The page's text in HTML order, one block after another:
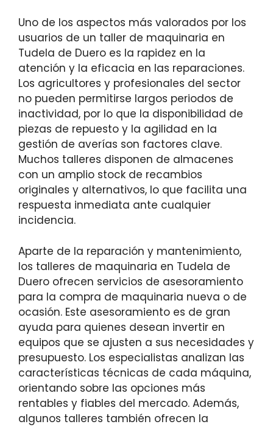
Uno de los aspectos más valorados por los
usuarios de un taller de maquinaria en
Tudela de Duero es la rapidez en la
atención y la eficacia en las reparaciones.
Los agricultores y profesionales del sector
no pueden permitirse largos periodos de
inactividad, por lo que la disponibilidad de
piezas de repuesto y la agilidad en la
gestión de averías son factores clave.
Muchos talleres disponen de almacenes
con un amplio stock de recambios
originales y alternativos, lo que facilita una
respuesta inmediata ante cualquier
incidencia.
Aparte de la reparación y mantenimiento,
los talleres de maquinaria en Tudela de
Duero ofrecen servicios de asesoramiento
para la compra de maquinaria nueva o de
ocasión. Este asesoramiento es de gran
ayuda para quienes desean invertir en
equipos que se ajusten a sus necesidades y
presupuesto. Los especialistas analizan las
características técnicas de cada máquina,
orientando sobre las opciones más
rentables y fiables del mercado. Además,
algunos talleres también ofrecen la